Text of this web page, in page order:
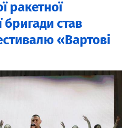
ракетної
бригади став
«Вартові